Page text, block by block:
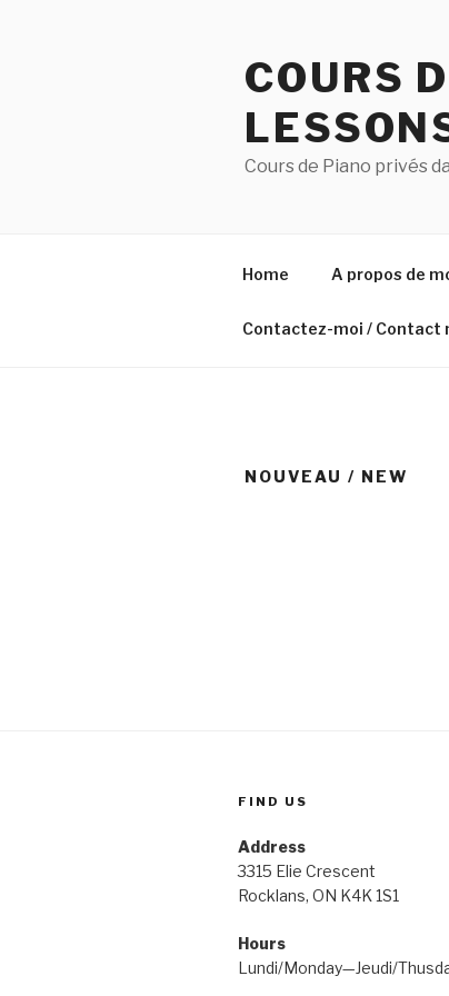
COURS
Cours de Piano privés
Home A propos de
Contactez-moi / Contact
NOUVEAU / NEW
FIND US
Address
3315 Elie Crescent
Rocklans, ON K4K 1S1
Hours
Lundi/Monday—Jeudi/